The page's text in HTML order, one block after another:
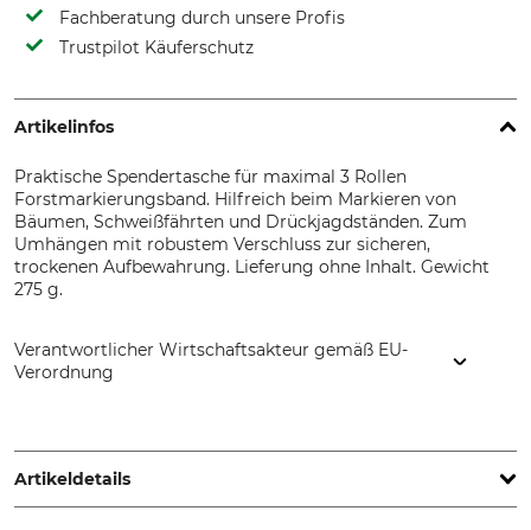
Fachberatung durch unsere Profis
Trustpilot Käuferschutz
Artikelinfos
Praktische Spendertasche für maximal 3 Rollen
Forstmarkierungsband. Hilfreich beim Markieren von
Bäumen, Schweißfährten und Drückjagdständen. Zum
Umhängen mit robustem Verschluss zur sicheren,
trockenen Aufbewahrung. Lieferung ohne Inhalt. Gewicht
275 g.
Verantwortlicher Wirtschaftsakteur gemäß EU-
Verordnung
15, 36199 Rotenburg, Germany, www.schaub-lederwaren.de
Artikeldetails